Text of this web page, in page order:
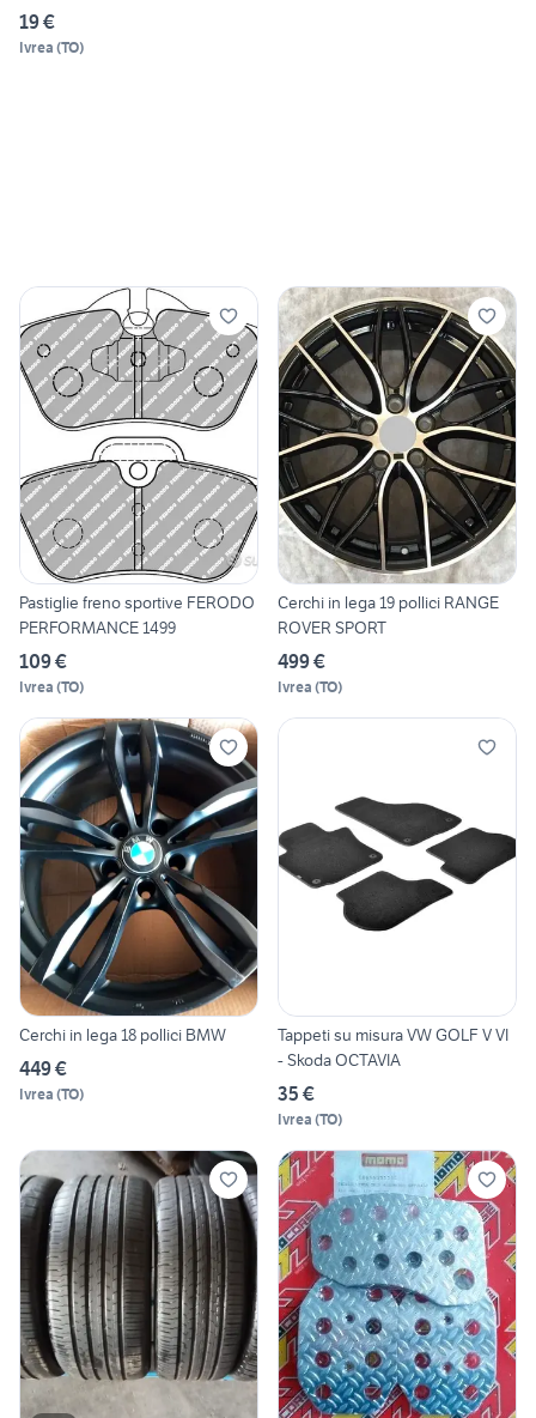
19 €
Ivrea (TO)
Pastiglie freno sportive FERODO
PERFORMANCE 1499
109 €
Ivrea (TO)
Cerchi in lega 19 pollici RANGE
ROVER SPORT
499 €
Ivrea (TO)
Cerchi in lega 18 pollici BMW
449 €
Ivrea (TO)
Tappeti su misura VW GOLF V VI
- Skoda OCTAVIA
35 €
Ivrea (TO)